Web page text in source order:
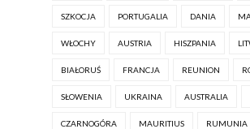
SZKOCJA PORTUGALIA DANIA
WŁOCHY AUSTRIA HISZPANIA
BIAŁORUŚ FRANCJA REUNION
SŁOWENIA UKRAINA AUSTRALIA
CZARNOGÓRA MAURITIUS RUMUNIA